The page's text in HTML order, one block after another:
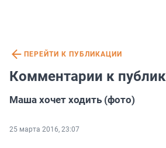
ПЕРЕЙТИ К ПУБЛИКАЦИИ
Комментарии к
Маша хочет ходить (фото)
25 марта 2016, 23:07